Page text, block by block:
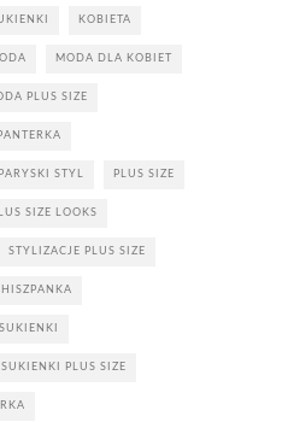
KOBIETA
MODA DLA KOBIET
PLUS SIZE
PARYSKI STYL PLUS SIZE
SIZE LOOKS
STYLIZACJE PLUS SIZE
SUKIENKI
SUKIENKI PLUS SIZE